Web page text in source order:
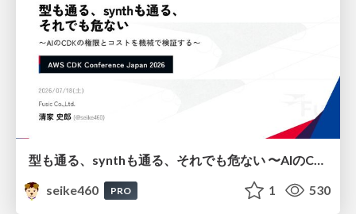
seike460
PRO 1 530